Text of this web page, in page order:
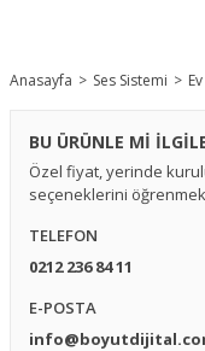
Anasayfa Ses Sistemi
BU ÜRÜNLE Mİ
Özel fiyat, yerinde
seçeneklerini
TELEFON
0212 236 84 11
E-POSTA